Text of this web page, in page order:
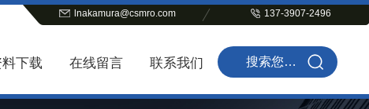
lnakamura@csmro.com 137-3907-2496
料下载 在线留言 联系我们